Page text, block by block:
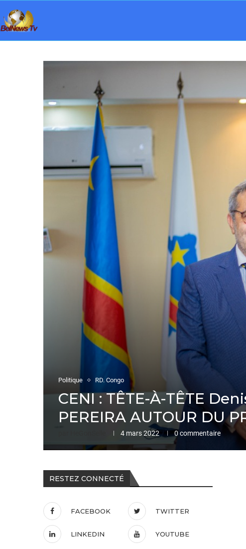
Politique RD. Congo
CENI : TÊTE-À-TÊTE
PEREIRA AUTOUR DU
4 mars 2022 0 commentaire
RESTEZ CONNECTÉ
FACEBOOK TWITTER
LINKEDIN YOUTUBE